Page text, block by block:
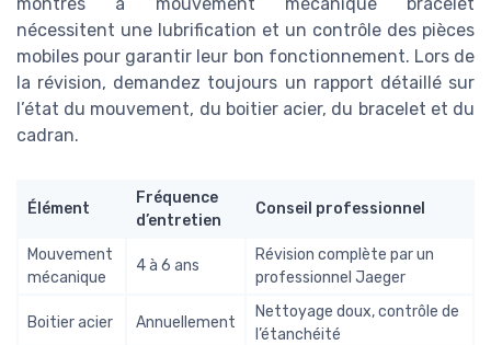
nécessitent une lubrification et un contrôle des pièces
mobiles pour garantir leur bon fonctionnement. Lors de
la révision, demandez toujours un rapport détaillé sur
l’état du mouvement, du boitier acier, du bracelet et du
cadran.
Élément
Fréquence
d’entretien
Conseil professionnel
Mouvement
mécanique
4 à 6 ans
Révision complète par un
professionnel Jaeger
Boitier acier Annuellement
Nettoyage doux, contrôle de
l’étanchéité